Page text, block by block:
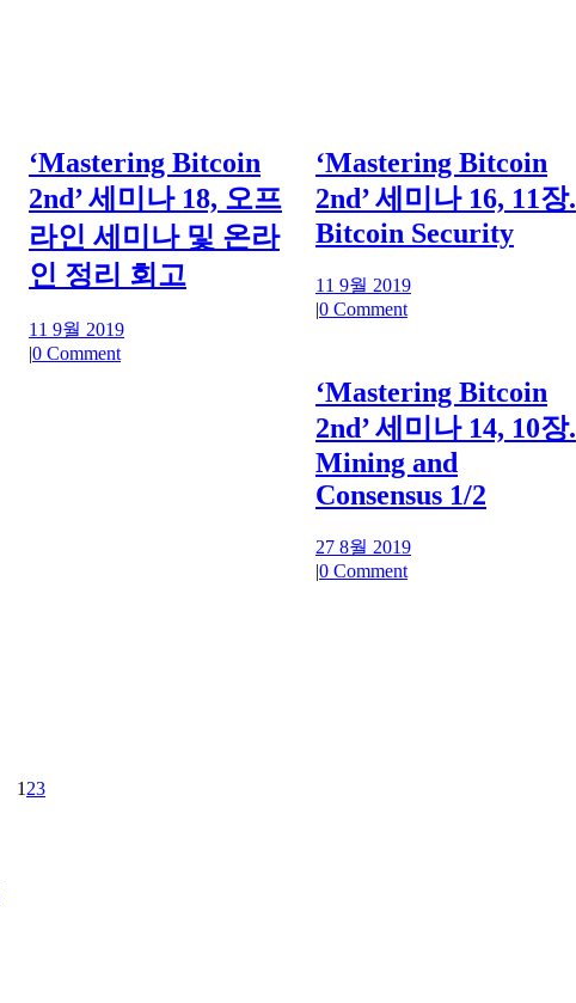
‘Mastering Bitcoin
2nd’ 세미나 18, 오프
라인 세미나 및 온라
인 정리 회고
11 9월 2019
|0 Comment
‘Mastering Bitcoin
2nd’ 세미나 16, 11장.
Bitcoin Security
11 9월 2019
|0 Comment
‘Mastering Bitcoin
2nd’ 세미나 14, 10장.
Mining and
Consensus 1/2
27 8월 2019
|0 Comment
1 23